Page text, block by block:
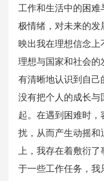
工作和生活中的困难
极情绪，对未来的发
映出我在理想信念
理想与国家和社会的
有清晰地认识到自己
没有把个人的成长与
起。在遇到困难时
扰，从而产生动摇和
上，我存在着敷衍了
于一些工作任务，我